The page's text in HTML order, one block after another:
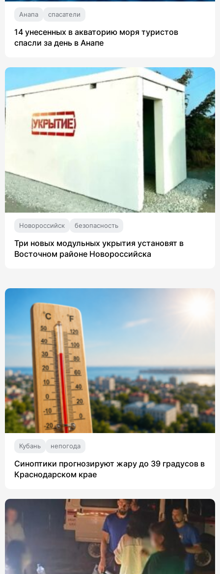
Анапа спасатели
14 унесенных в акваторию моря туристов
спасли за день в Анапе
Новороссийск безопасность
Три новых модульных укрытия установят в
Восточном районе Новороссийска
Кубань непогода
Синоптики прогнозируют жару до 39 градусов в
Краснодарском крае